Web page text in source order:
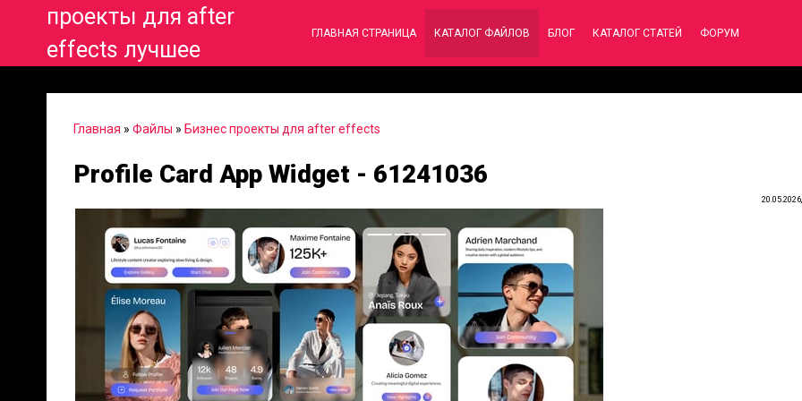
проекты для after
effects лучшее
ГЛАВНАЯ СТРАНИЦА КАТАЛОГ ФАЙЛОВ БЛОГ КАТАЛОГ СТАТЕЙ ФОРУМ
Главная » Файлы » Бизнес проекты для after effects
Profile Card App Widget - 61241036